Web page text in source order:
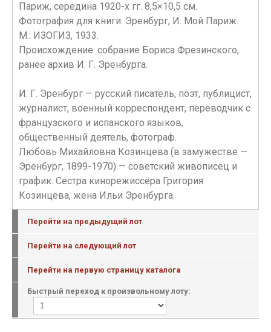
Париж, середина 1920-х гг. 8,5×10,5 см.
Фотография для книги: Эренбург, И. Мой Париж.
М.: ИЗОГИЗ, 1933.
Происхождение: собрание Бориса Фрезинского,
ранее архив И. Г. Эренбурга.
И. Г. Эренбург — русский писатель, поэт, публицист,
журналист, военный корреспондент, переводчик с
французского и испанского языков,
общественный деятель, фотограф.
Любовь Михайловна Козинцева (в замужестве —
Эренбург, 1899-1970) — советский живописец и
график. Сестра кинорежиссёра Григория
Козинцева, жена Ильи Эренбурга.
Перейти на предыдущий лот
Перейти на следующий лот
Перейти на первую страницу каталога
Быстрый переход к произвольному лоту: